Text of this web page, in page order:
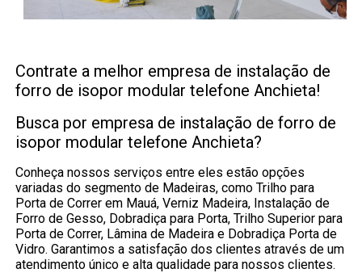
Contrate a melhor empresa de instalação de
forro de isopor modular telefone Anchieta!
Busca por empresa de instalação de forro de
isopor modular telefone Anchieta?
Conheça nossos serviços entre eles estão opções
variadas do segmento de Madeiras, como Trilho para
Porta de Correr em Mauá, Verniz Madeira, Instalação de
Forro de Gesso, Dobradiça para Porta, Trilho Superior para
Porta de Correr, Lâmina de Madeira e Dobradiça Porta de
Vidro. Garantimos a satisfação dos clientes através de um
atendimento único e alta qualidade para nossos clientes.